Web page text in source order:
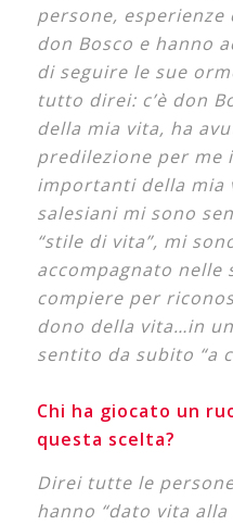
persone, esperienze
don Bosco e hanno
di seguire le sue
tutto direi: c’è don
della mia vita, ha
predilezione per me
importanti della mia
salesiani mi sono
“stile di vita”, mi
accompagnato
compiere per
dono della vita…in
sentito da subito “a
Chi ha giocato un
questa scelta?
Direi tutte le
hanno “dato vita